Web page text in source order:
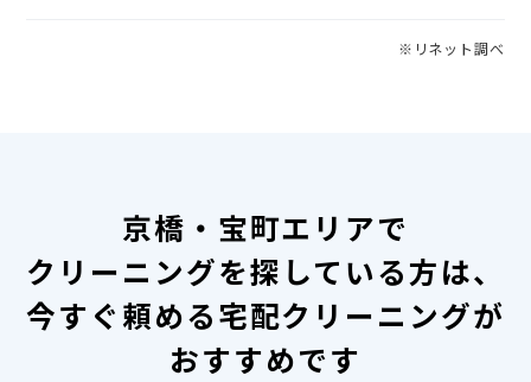
※リネット調べ
京橋・宝町エリアで
クリーニングを探している方は、
今すぐ頼める宅配クリーニングが
おすすめです